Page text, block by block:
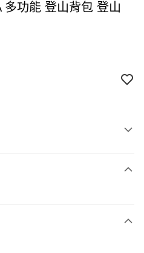
多功能 登山背包 登山